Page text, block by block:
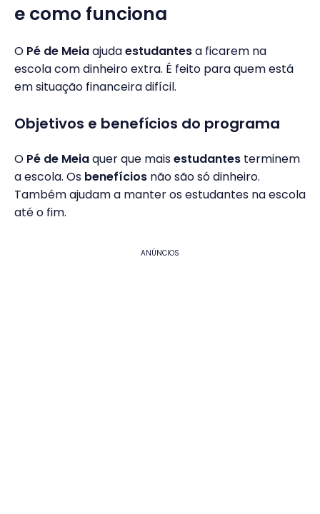
e como funciona
O Pé de Meiaajudaestudantesa ficarem na
escola com dinheiro extra. É feito para quem está
em situação financeira difícil.
Objetivos e benefícios do programa
O Pé de Meiaquer que maisestudantes terminem
a escola. Os benefícios não são só dinheiro.
Também ajudam a manter os estudantes na escola
até o fim.
ANÚNCIOS